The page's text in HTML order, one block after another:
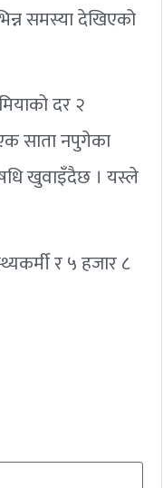
समस्या देखिएको
दर २
साता नपुगेका
खुवाइँदैछ । यस्ले
र ५ हजार ८